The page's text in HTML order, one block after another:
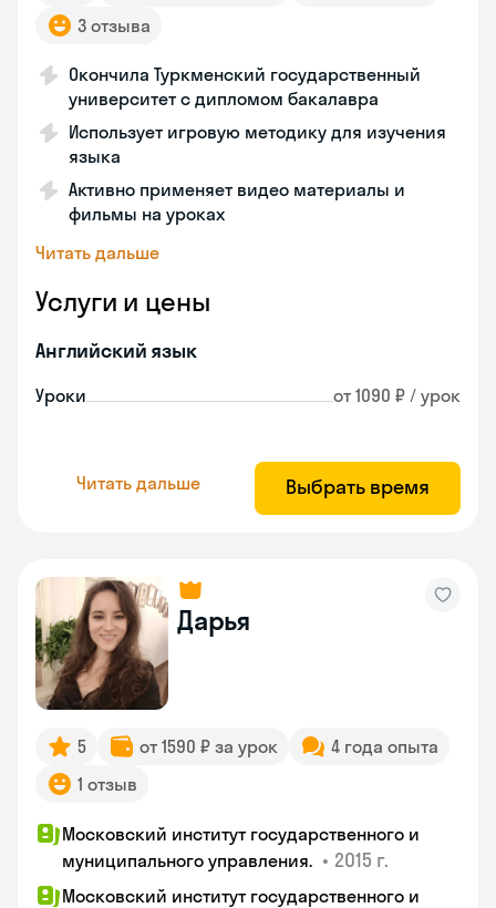
3 отзыва
Окончила Туркменский государственный
университет с дипломом бакалавра
Использует игровую методику для изучения
языка
Активно применяет видео материалы и
фильмы на уроках
Читать дальше
Услуги и цены
Английский язык
Уроки от 1090 ₽ / урок
Читать дальше Выбрать время
Дарья
5 от 1590 ₽ за урок
4 года опыта
1 отзыв
Московский институт государственного и
муниципального управления. • 2015 г.
Московский институт государственного и